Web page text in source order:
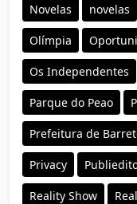
Novelas novelas
Olímpia
Os Independentes
Parque do Peao
Prefeitura de
Privacy
Reality Show